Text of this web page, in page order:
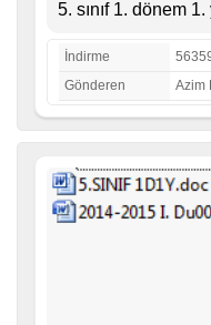
5. sınıf 1. dönem 1.
İndirme
Gönderen
Azim